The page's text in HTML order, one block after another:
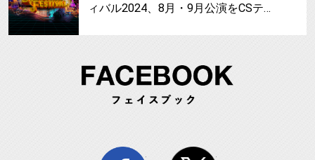
ィバル2024、8月・9月公演をCSテ…
facebook twitter